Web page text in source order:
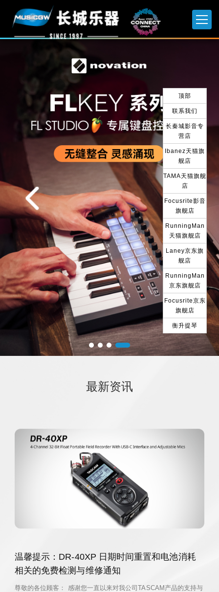
最新资讯
温馨提示：DR-40XP 日期时间重置和电池消耗
相关的免费检测与维修通知
尊敬的各位顾客： 感谢您一直以来对我公司TASCAM产品的支持与
顶部
联系我们
长秦城影音专
营店
Ibanez天猫旗
舰店
TAMA天猫旗舰
店
Focusrite影音
旗舰店
RunningMan
天猫旗舰店
Laney京东旗
舰店
RunningMan
京东旗舰店
Focusrite京东
旗舰店
衡升提琴